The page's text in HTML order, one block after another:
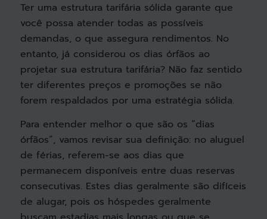
Ter uma estrutura tarifária sólida garante que
você possa atender todas as possíveis
demandas, o que assegura rendimentos. No
entanto, já considerou os dias órfãos ao
projetar sua estrutura tarifária? Não faz sentido
ter diferentes preços e promoções se não
forem respaldados por uma estratégia sólida.
Para entender melhor o que são os “dias
órfãos”, vamos revisar sua definição: no aluguel
de férias, referem-se aos dias que
permanecem disponíveis entre duas reservas
consecutivas. Estes dias geralmente são difíceis
de alugar, pois os hóspedes geralmente